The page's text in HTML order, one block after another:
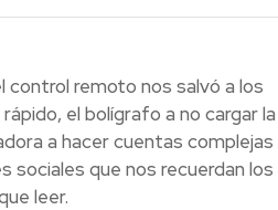
control remoto nos salvó a los
el bolígrafo a no cargar la
a hacer cuentas complejas
sociales que nos recuerdan los
leer.